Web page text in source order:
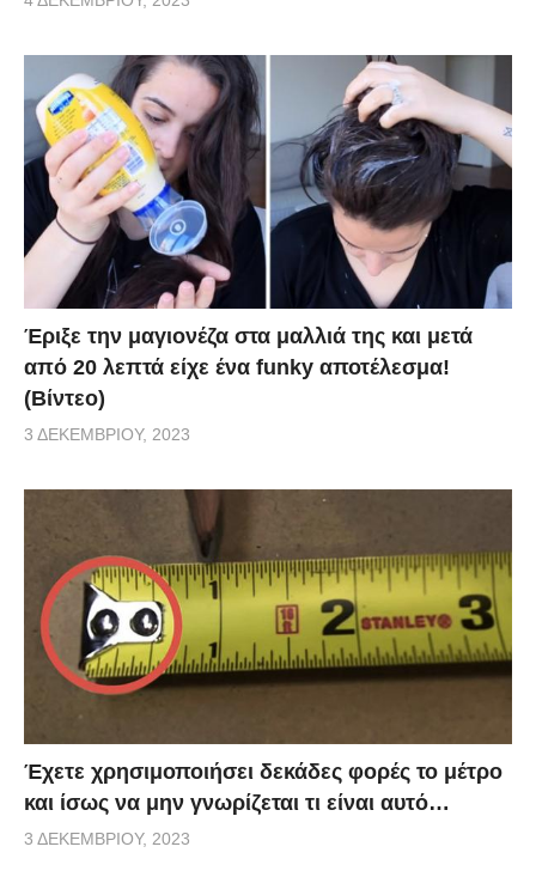
Έριξε την μαγιονέζα στα μαλλιά της και μετά
από 20 λεπτά είχε ένα funky αποτέλεσμα!
(Βίντεο)
3 ΔΕΚΕΜΒΡΊΟΥ, 2023
Έχετε χρησιμοποιήσει δεκάδες φορές το μέτρο
και ίσως να μην γνωρίζεται τι είναι αυτό…
3 ΔΕΚΕΜΒΡΊΟΥ, 2023